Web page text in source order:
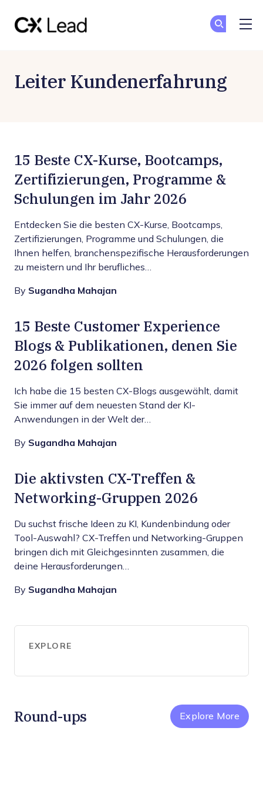
Leiter Kundenerfahrung
15 Beste CX-Kurse, Bootcamps,
Zertifizierungen, Programme &
Schulungen im Jahr 2026
Entdecken Sie die besten CX-Kurse, Bootcamps,
Zertifizierungen, Programme und Schulungen, die
Ihnen helfen, branchenspezifische Herausforderungen
zu meistern und Ihr berufliches…
By Sugandha Mahajan
15 Beste Customer Experience
Blogs & Publikationen, denen Sie
2026 folgen sollten
Ich habe die 15 besten CX-Blogs ausgewählt, damit
Sie immer auf dem neuesten Stand der KI-
Anwendungen in der Welt der…
By Sugandha Mahajan
Die aktivsten CX-Treffen &
Networking-Gruppen 2026
Du suchst frische Ideen zu KI, Kundenbindung oder
Tool-Auswahl? CX-Treffen und Networking-Gruppen
bringen dich mit Gleichgesinnten zusammen, die
deine Herausforderungen…
By Sugandha Mahajan
EXPLORE
Round-ups Explore More